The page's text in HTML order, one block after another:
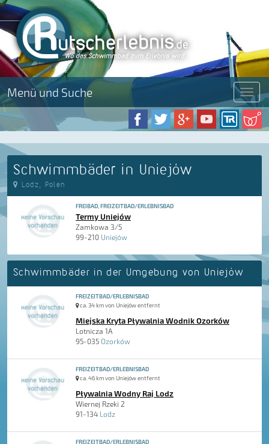
Menü und Suche Menü
Schwimmbäder in Uniejów
Lodz, Polen
FREIBAD, FREIZEITBAD/ERLEBNISBAD
Termy Uniejów
Zamkowa 3/5
99-210 Uniejów
Schwimmbäder in der Umgebung von Uniejów
FREIZEITBAD/ERLEBNISBAD
ca. 34 km von Uniejów entfernt
Miejska Kryta Pływalnia Wodnik Ozorków
Lotnicza 1A
95-035 Ozorków
FREIZEITBAD/ERLEBNISBAD
ca. 46 km von Uniejów entfernt
Pływalnia Wodny Raj Lodz
Wiernej Rzeki 2
91-134 Lodz
FREIZEITBAD/ERLEBNISBAD